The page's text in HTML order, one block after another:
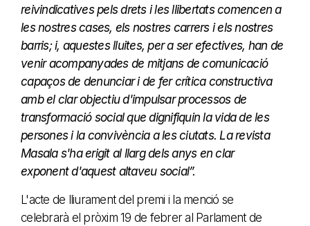
reivindicatives pels drets i les llibertats comencen a
les nostres cases, els nostres carrers i els nostres
barris; i, aquestes lluites, per a ser efectives, han de
venir acompanyades de mitjans de comunicació
capaços de denunciar i de fer crítica constructiva
amb el clar objectiu d'impulsar processos de
transformació social que dignifiquin la vida de les
persones i la convivència a les ciutats. La revista
Masala s'ha erigit al llarg dels anys en clar
exponent d'aquest altaveu social”.
L'acte de lliurament del premi i la menció se
celebrarà el pròxim 19 de febrer al Parlament de